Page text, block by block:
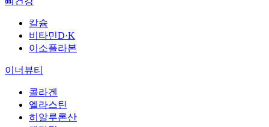
칼슘
비타민D·K
이소플라본
이너뷰티
콜라겐
엘라스틴
히알루론산